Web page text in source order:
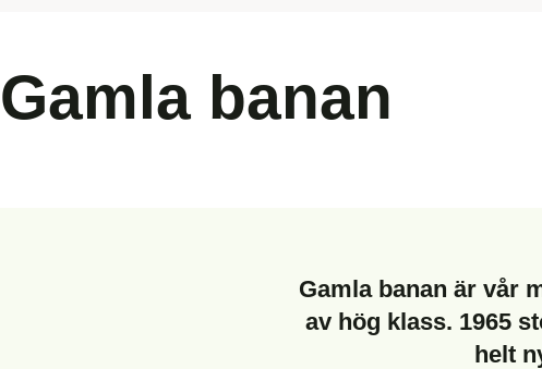
Gamla banan
Gamla banan är vår
av hög klass. 1965
helt